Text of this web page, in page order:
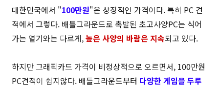
대한민국에서 "100만원"은 상징적인 가격이다. 특히 PC 견
적에서 그렇다. 배틀그라운드로 촉발된 초고사양PC는 식어
가는 열기와는 다르게,높은 사양의 바람은 지속되고 있다.
하지만 그래픽카드 가격이 비정상적으로 오르면서, 100만원
PC견적이 쉽지않다. 배틀그라운드부터 다양한 게임을 두루